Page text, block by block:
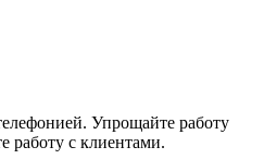
Упрощайте работу
работу с клиентами.